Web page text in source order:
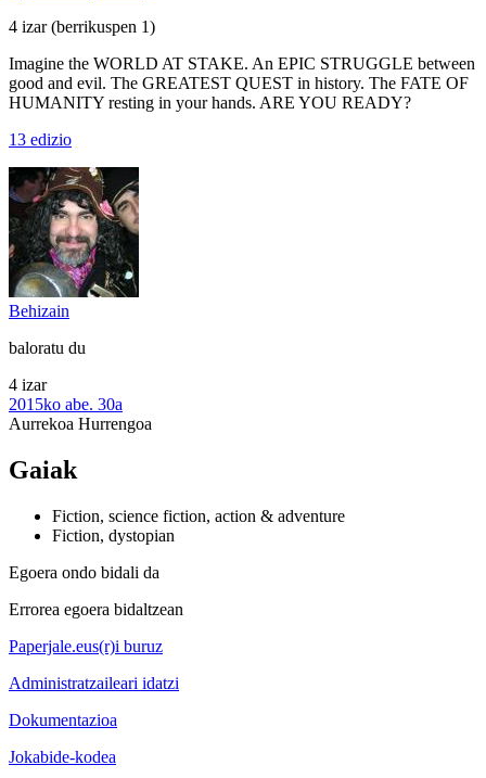
4 izar(berrikuspen 1)
Imagine the WORLD AT STAKE. An EPIC STRUGGLE between
good and evil. The GREATEST QUEST in history. The FATE OF
HUMANITY resting in your hands. ARE YOU READY?
13 edizio
Behizain
baloratu du
4 izar
2015ko abe. 30a
Aurrekoa Hurrengoa
Gaiak
Fiction, science fiction, action & adventure
Fiction, dystopian
Egoera ondo bidali da
Errorea egoera bidaltzean
Paperjale.eus(r)i buruz
Administratzaileari idatzi
Dokumentazioa
Jokabide-kodea